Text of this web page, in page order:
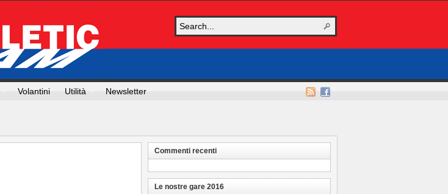
Volantini Utilità Newsletter
Commenti recenti
Le nostre gare 2016